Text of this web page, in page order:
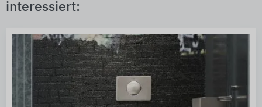
interessiert: